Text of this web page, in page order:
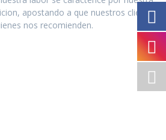
apostando a que nuestros clientes
nos recomienden.